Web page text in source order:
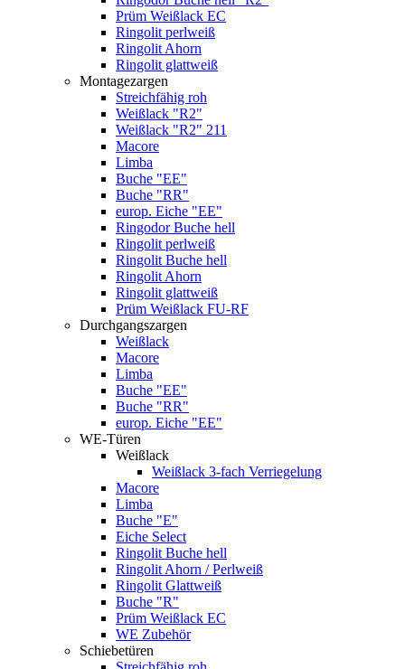
Prüm Weißlack EC
Ringolit perlweiß
Ringolit Ahorn
Ringolit glattweiß
Montagezargen
Streichfähig roh
Weißlack "R2"
Weißlack "R2" 211
Macore
Limba
Buche "EE"
Buche "RR"
europ. Eiche "EE"
Ringodor Buche hell
Ringolit perlweiß
Ringolit Buche hell
Ringolit Ahorn
Ringolit glattweiß
Prüm Weißlack FU-RF
Durchgangszargen
Weißlack
Macore
Limba
Buche "EE"
Buche "RR"
europ. Eiche "EE"
WE-Türen
Weißlack
Weißlack 3-fach Verriegelung
Macore
Limba
Buche "E"
Eiche Select
Ringolit Buche hell
Ringolit Ahorn / Perlweiß
Ringolit Glattweiß
Buche "R"
Prüm Weißlack EC
WE Zubehör
Schiebetüren